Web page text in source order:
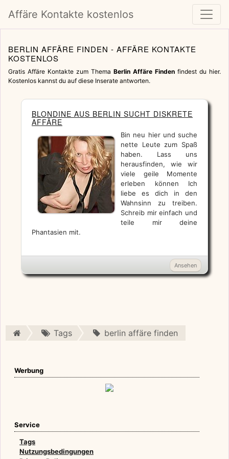
Affäre Kontakte kostenlos
BERLIN AFFÄRE FINDEN - AFFÄRE KONTAKTE
KOSTENLOS
Gratis Affäre Kontakte zum Thema Berlin Affäre Finden findest du hier.
Kostenlos kannst du auf diese Inserate antworten.
BLONDINE AUS BERLIN SUCHT DISKRETE
AFFÄRE
Bin neu hier und suche
nette Leute zum Spaß
haben. Lass uns
herausfinden, wie wir
viele geile Momente
erleben können Ich
liebe es dich in den
Wahnsinn zu treiben.
Schreib mir einfach und
teile mir deine
Phantasien mit.
Ansehen
Tags berlin affäre finden
Werbung
Service
Tags
Nutzungsbedingungen